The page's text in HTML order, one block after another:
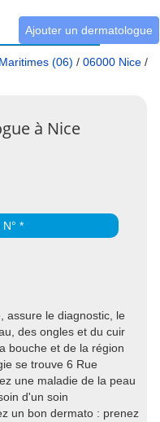
Ajouter un dermatologue
(06) / 06000 Nice /
à Nice
*
assure le diagnostic, le
des ongles et du cuir
bouche et de la région
se trouve 6 Rue
une maladie de la peau
d'un soin
un bon dermato : prenez